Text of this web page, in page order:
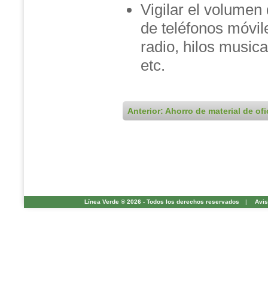
Vigilar el volumen
de teléfonos
radio, hilos
etc.
Anterior: Ahorro de material de
Línea Verde ® 2026 - Todos los derechos reservados |